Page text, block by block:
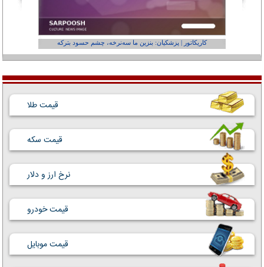
کاریکاتور | پزشکیان: بنزین ما سه‌نرخه، چشم حسود بترکه
قیمت طلا
قیمت سکه
نرخ ارز و دلار
قیمت خودرو
قیمت موبایل